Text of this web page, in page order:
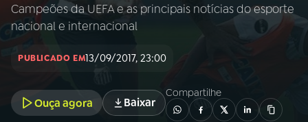
INÍCIO
02A RÁDIO
03PROGRAMAÇÃO
Campeões da UEFA e as principais notícias do esporte
nacional e internacional
PUBLICADO EM13/09/2017, 23:00
Ouça agora Baixar
Compartilhe